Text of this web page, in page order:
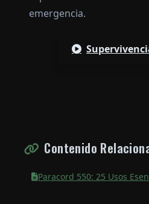
emergencia.
Contenido
Paracord 550: 25 Usos